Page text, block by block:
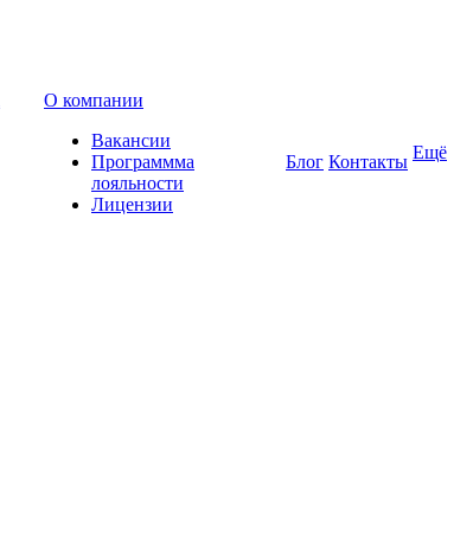
О компании
Вакансии
Программма
лояльности
Лицензии
Блог Контакты Ещё